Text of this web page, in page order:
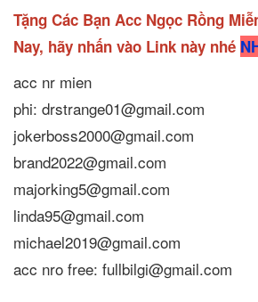
Tặng Các Bạn Acc Ngọc Rồng
Nay, hãy nhấn vào Link này nhé
acc nr mien
phi: drstrange01@gmail.com
jokerboss2000@gmail.com
brand2022@gmail.com
majorking5@gmail.com
linda95@gmail.com
michael2019@gmail.com
acc nro free: fullbilgi@gmail.com